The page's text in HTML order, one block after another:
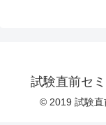
試験直前セ
© 2019 試験直